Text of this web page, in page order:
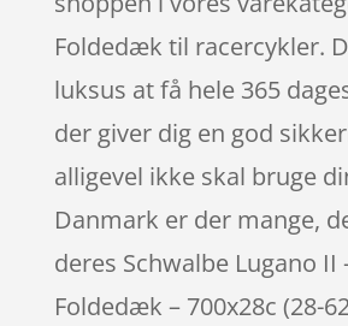
Foldedæk til racercykler.
luksus at få hele 365
der giver dig en god
alligevel ikke skal bruge
Danmark er der mange,
deres Schwalbe Lugano II
Foldedæk – 700x28c (28-